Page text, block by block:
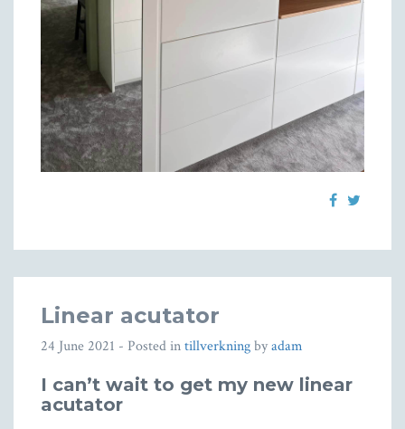
Linear acutator
24 June 2021 - Posted intillverkningbyadam
I can’t wait to get my new linear
acutator